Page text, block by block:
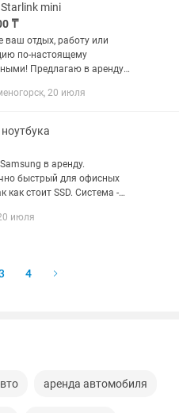
mini
₸
ваш отдых, работу или
по-настоящему
в аренду
решение для
Почему...
20 июля
в аренду.
быстрый для офисных
как стоит SSD. Система -
к зарядке 1-1,5 часа
июля
4
аренда автомобиля